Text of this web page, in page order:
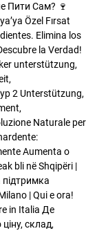
Пити Сам? 🍷
Özel Fırsat
Elimina los
la Verdad!
unterstützung,
2 Unterstützung,
Naturale per
Aumenta o
bli në Shqipëri |
підтримка
| Qui e ora!
in Italia Де
склад,